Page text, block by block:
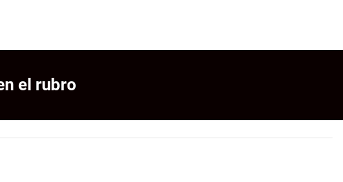
el rubro